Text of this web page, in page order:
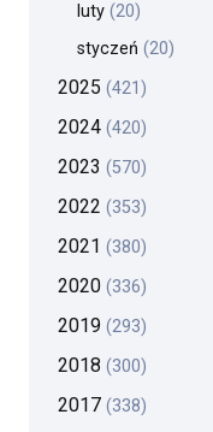
luty (20)
styczeń (20)
2025 (421)
2024 (420)
2023 (570)
2022 (353)
2021 (380)
2020 (336)
2019 (293)
2018 (300)
2017 (338)